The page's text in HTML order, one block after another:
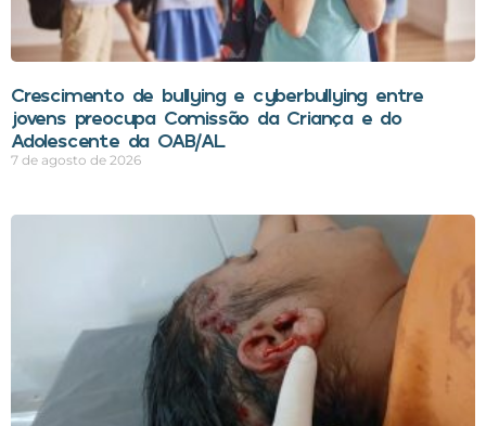
Crescimento de bullying e cyberbullying entre
jovens preocupa Comissão da Criança e do
Adolescente da OAB/AL
7 de agosto de 2026